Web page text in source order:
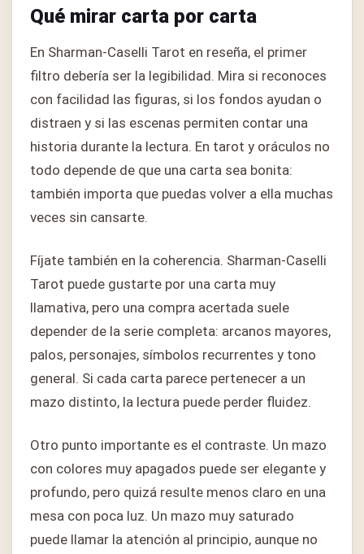
Qué mirar carta por carta
En Sharman-Caselli Tarot en reseña, el primer
filtro debería ser la legibilidad. Mira si reconoces
con facilidad las figuras, si los fondos ayudan o
distraen y si las escenas permiten contar una
historia durante la lectura. En tarot y oráculos no
todo depende de que una carta sea bonita:
también importa que puedas volver a ella muchas
veces sin cansarte.
Fíjate también en la coherencia. Sharman-Caselli
Tarot puede gustarte por una carta muy
llamativa, pero una compra acertada suele
depender de la serie completa: arcanos mayores,
palos, personajes, símbolos recurrentes y tono
general. Si cada carta parece pertenecer a un
mazo distinto, la lectura puede perder fluidez.
Otro punto importante es el contraste. Un mazo
con colores muy apagados puede ser elegante y
profundo, pero quizá resulte menos claro en una
mesa con poca luz. Un mazo muy saturado
puede llamar la atención al principio, aunque no